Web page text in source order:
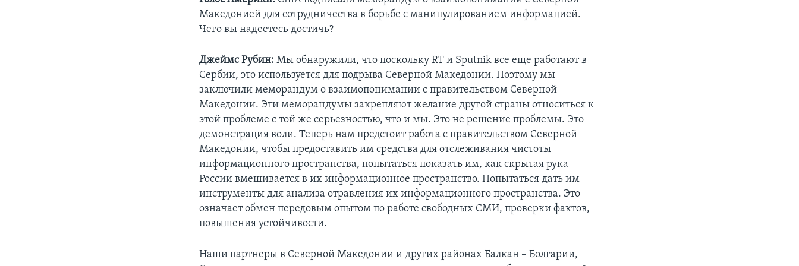
Македонией для сотрудничества в борьбе с манипулированием информацией.
Чего вы надеетесь достичь?
Джеймс Рубин:Мы обнаружили, что поскольку RT и Sputnik все еще работают в
Сербии, это используется для подрыва Северной Македонии. Поэтому мы
заключили меморандум о взаимопонимании с правительством Северной
Македонии. Эти меморандумы закрепляют желание другой страны относиться к
этой проблеме с той же серьезностью, что и мы. Это не решение проблемы. Это
демонстрация воли. Теперь нам предстоит работа с правительством Северной
Македонии, чтобы предоставить им средства для отслеживания чистоты
информационного пространства, попытаться показать им, как скрытая рука
России вмешивается в их информационное пространство. Попытаться дать им
инструменты для анализа отравления их информационного пространства. Это
означает обмен передовым опытом по работе свободных СМИ, проверки фактов,
повышения устойчивости.
Наши партнеры в Северной Македонии и других районах Балкан – Болгарии,